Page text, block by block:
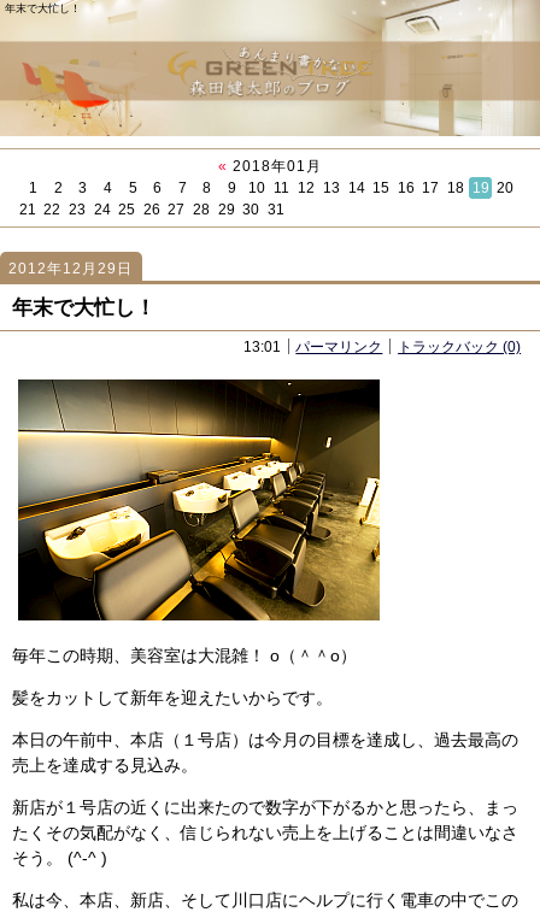
年末で大忙し！
« 2018年01月
1
2 3 4 5 6 7 8 9 10 11 12 13 14 15 16 17 18 19 20
21 22 23 24 25 26 27 28 29 30 31
2012年12月29日
年末で大忙し！
13:01 パーマリンク トラックバック (0)
毎年この時期、美容室は大混雑！ o（＾＾o）
髪をカットして新年を迎えたいからです。
本日の午前中、本店（１号店）は今月の目標を達成し、過去最高の
売上を達成する見込み。
新店が１号店の近くに出来たので数字が下がるかと思ったら、まっ
たくその気配がなく、信じられない売上を上げることは間違いなさ
そう。 (^-^ )
私は今、本店、新店、そして川口店にヘルプに行く電車の中でこの
「新店オープン！」
「２０１２年最後のブログ」